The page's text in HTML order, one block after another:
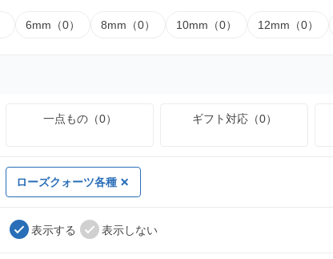
6mm（0） 8mm（0） 10mm（0） 12mm（0）
一点もの（0） ギフト対応（0）
ローズクォーツ各種
表示する 表示しない